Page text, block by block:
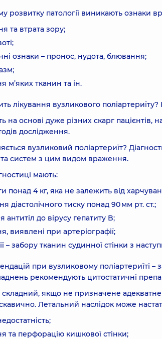
розвитку патології виникають ознаки
та втрата зору;
ознаки – пронос, нудота, блювання;
м’яких тканин та ін.
лікування вузликового
на основі дуже різних скарг пацієнтів,
дослідження.
вузликовий поліартериїт?
та систем з цим видом враження.
мають:
понад 4 кг, яка не залежить від
діастолічного тиску понад 90 мм рт. ст.;
антитіл до вірусу гепатиту B;
виявлені при артеріографії;
– забору тканин судинної стінки з
при вузликовому поліартериїті –
рекомендують цитостатичні
якщо не призначене
Летальний наслідок може
та перфорацію кишкової стінки;